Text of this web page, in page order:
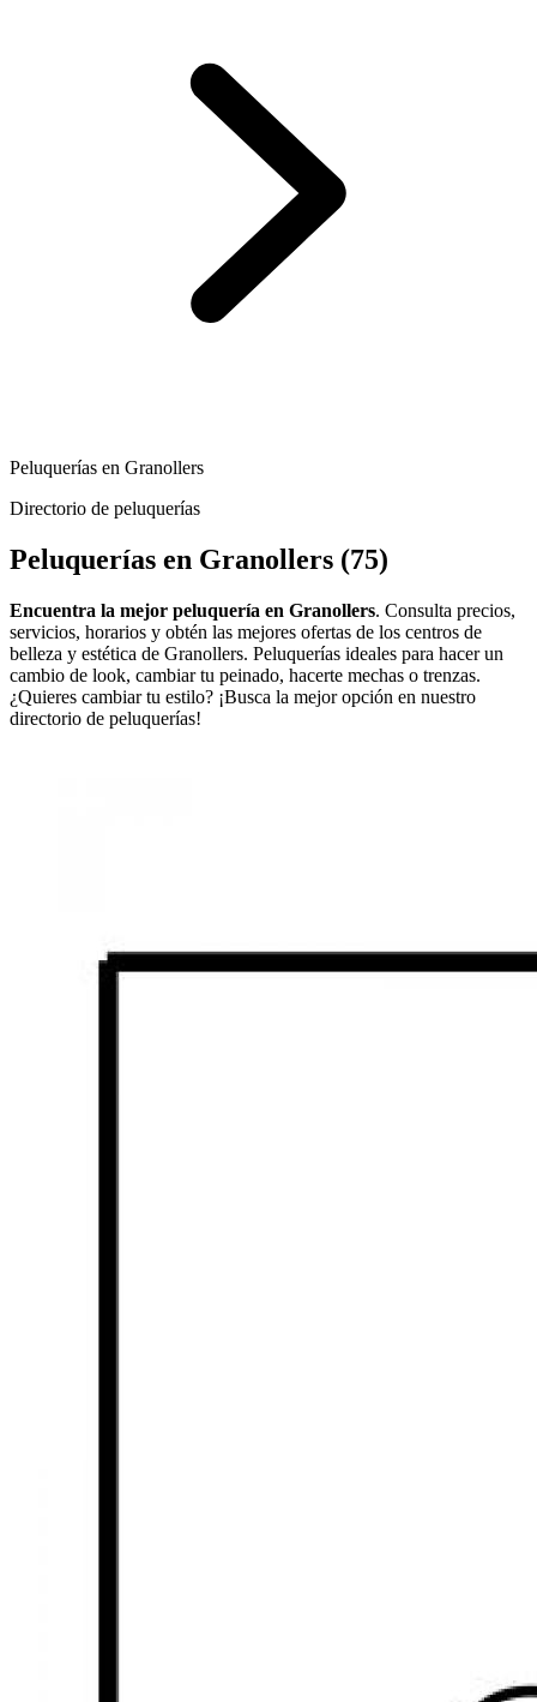
Peluquerías en Granollers
Directorio de peluquerías
Peluquerías en Granollers (75)
Encuentra la mejor peluquería en Granollers. Consulta precios,
servicios, horarios y obtén las mejores ofertas de los centros de
belleza y estética de Granollers. Peluquerías ideales para hacer un
cambio de look, cambiar tu peinado, hacerte mechas o trenzas.
¿Quieres cambiar tu estilo? ¡Busca la mejor opción en nuestro
directorio de peluquerías!